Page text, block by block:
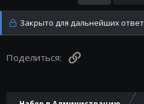
Закрыто для дальнейших
Поделиться: